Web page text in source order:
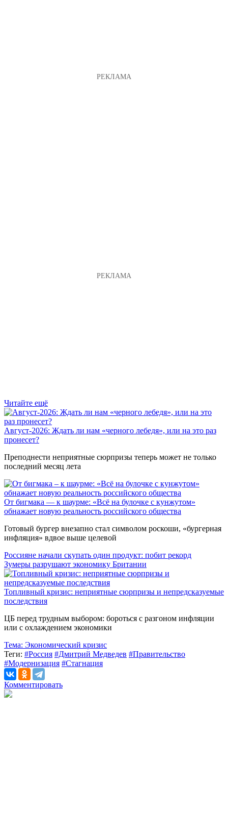
Читайте ещё
Август-2026: Ждать ли нам «черного лебедя», или на это раз
пронесет?
Преподнести неприятные сюрпризы теперь может не только
последний месяц лета
От бигмака — к шаурме: «Всё на булочке с кунжутом»
обнажает новую реальность российского общества
Готовый бургер внезапно стал символом роскоши, «бургерная
инфляция» вдвое выше целевой
Россияне начали скупать один продукт: побит рекорд
Зумеры разрушают экономику Британии
Топливный кризис: неприятные сюрпризы и непредсказуемые
последствия
ЦБ перед трудным выбором: бороться с разгоном инфляции
или с охлаждением экономики
Тема: Экономический кризис
Теги: #Россия #Дмитрий Медведев #Правительство
#Модернизация #Стагнация
Комментировать